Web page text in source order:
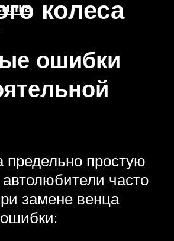
колеса
ошибки
предельно простую
часто
замене венца